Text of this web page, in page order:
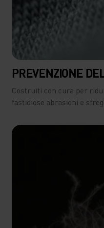
PREVENZIONE
Costruiti con cura per
fastidiose abrasioni e